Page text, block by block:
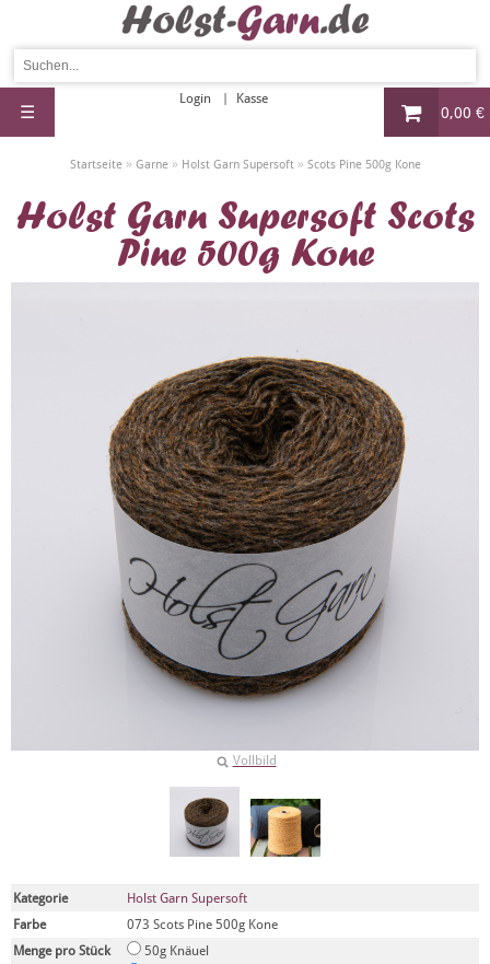
0,00 €
Login Kasse
☰
Startseite» Garne» Holst Garn Supersoft» Scots Pine 500g Kone
Holst Garn Supersoft Scots
Pine 500g Kone
Vollbild
Kategorie
Holst Garn Supersoft
Farbe
073 Scots Pine 500g Kone
Menge pro Stück
50g Knäuel